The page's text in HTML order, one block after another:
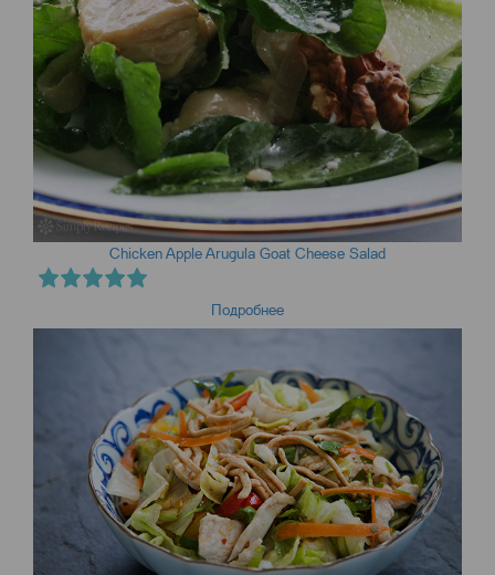
Chicken Apple Arugula Goat Cheese Salad
Подробнее